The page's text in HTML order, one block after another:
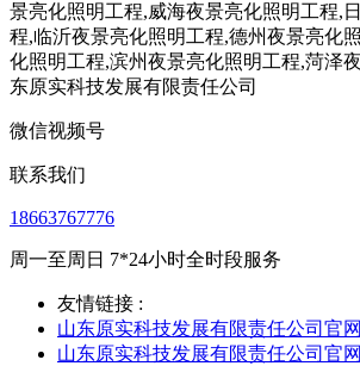
微信视频号
联系我们
18663767776
周一至周日 7*24小时全时段服务
友情链接 :
山东原实科技发展有限责任公司官网
山东原实科技发展有限责任公司官网